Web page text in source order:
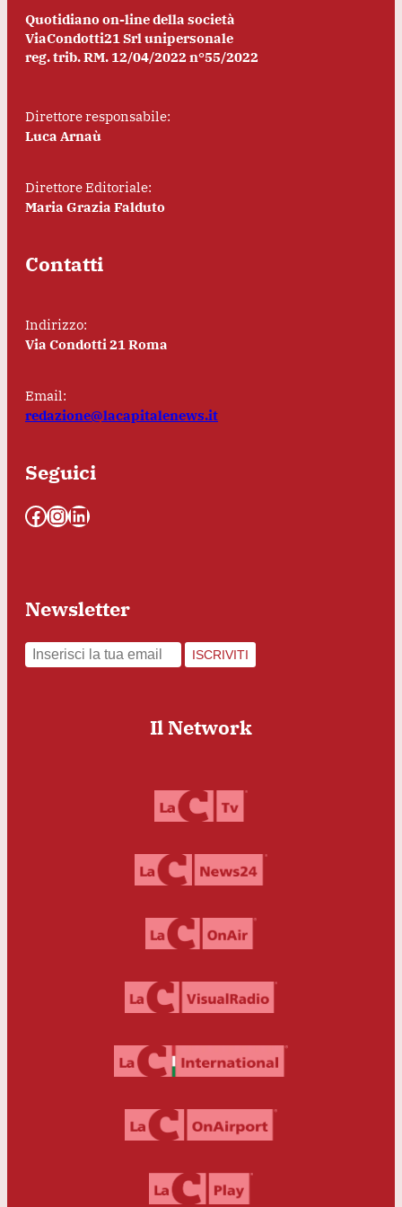
Quotidiano on-line della società
ViaCondotti21 Srl unipersonale
reg. trib. RM. 12/04/2022 n°55/2022
Direttore responsabile:
Luca Arnaù
Direttore Editoriale:
Maria Grazia Falduto
Contatti
Indirizzo:
Via Condotti 21 Roma
Email:
redazione@lacapitalenews.it
Seguici
Facebook InstagramLinkedIn
Newsletter
ISCRIVITI
Il Network